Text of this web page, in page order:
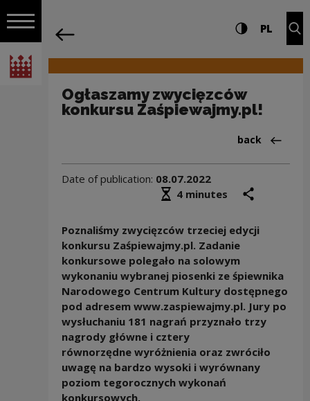
Open navigation
National Centre for Culture Poland
Navigation Settings and search
High contrast
PL
Ogłaszamy zwycięzców
konkursu Zaśpiewajmy.pl!
Back
back
Date of publication: 08.07.2022
Średni czas czytania
4 minutes
Poznaliśmy zwycięzców trzeciej edycji
konkursu Zaśpiewajmy.pl. Zadanie
konkursowe polegało na solowym
wykonaniu wybranej piosenki ze śpiewnika
Narodowego Centrum Kultury dostępnego
pod adresem www.zaspiewajmy.pl. Jury po
wysłuchaniu 181 nagrań przyznało trzy
nagrody główne i cztery
równorzędne wyróżnienia oraz zwróciło
uwagę na bardzo wysoki i wyrównany
poziom tegorocznych wykonań
konkursowych.